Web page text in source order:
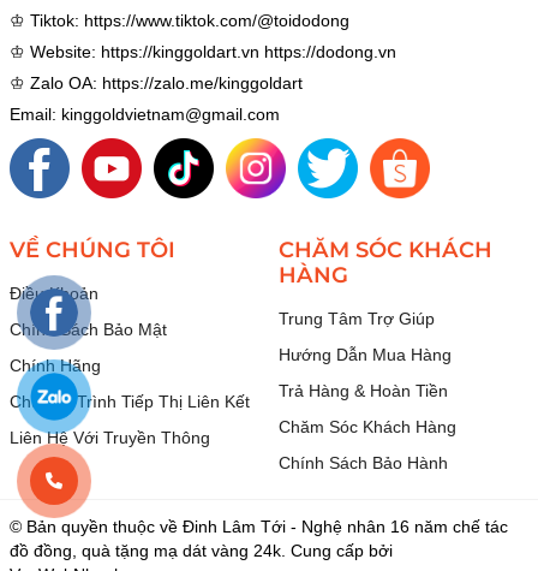
♔ Tiktok: https://www.tiktok.com/@toidodong
♔ Website: https://kinggoldart.vn https://dodong.vn
♔ Zalo OA: https://zalo.me/kinggoldart
Email: kinggoldvietnam@gmail.com
VỀ CHÚNG TÔI
Điều Khoản
Chính Sách Bảo Mật
Chính Hãng
Chương Trình Tiếp Thị Liên Kết
Liên Hệ Với Truyền Thông
CHĂM SÓC KHÁCH
HÀNG
Trung Tâm Trợ Giúp
Hướng Dẫn Mua Hàng
Trả Hàng & Hoàn Tiền
Chăm Sóc Khách Hàng
Chính Sách Bảo Hành
© Bản quyền thuộc về Đinh Lâm Tới - Nghệ nhân 16 năm chế tác
đồ đồng, quà tặng mạ dát vàng 24k. Cung cấp bởi